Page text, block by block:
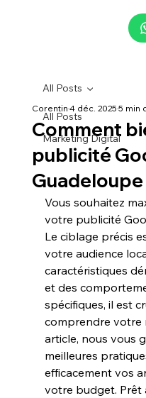
All Posts
Marketing Digital
All Posts
Comment
publicité
Guadeloupe
Corentin4 déc. 20255 min
Vous souhaitez
votre publicité
Le ciblage précis
votre audience
caractéristiques
et des
spécifiques, il est
comprendre votre
article, nous vous
meilleures
efficacement vos
votre budget. Prêt